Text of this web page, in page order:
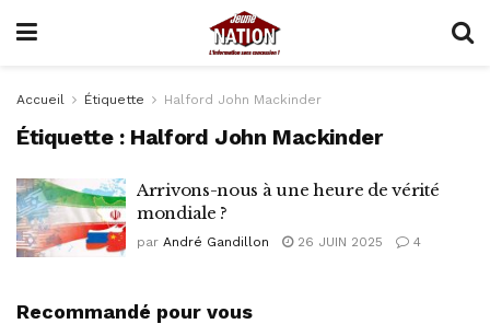
Accueil Étiquette Halford John Mackinder
Étiquette : Halford John Mackinder
Arrivons-nous à une heure de vérité
mondiale ?
par André Gandillon 26 JUIN 2025 4
Recommandé pour vous